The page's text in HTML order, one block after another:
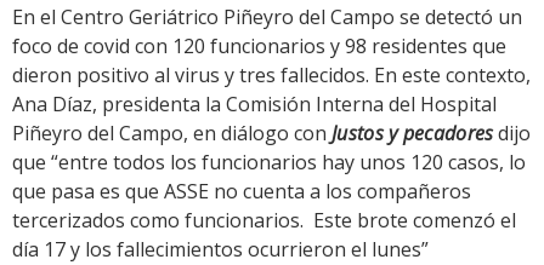
Link
En el Centro Geriátrico Piñeyro del Campo se detectó un
foco de covid con 120 funcionarios y 98 residentes que
dieron positivo al virus y tres fallecidos. En este contexto,
Ana Díaz, presidenta la Comisión Interna del Hospital
Piñeyro del Campo, en diálogo con Justos y pecadoresdijo
que “entre todos los funcionarios hay unos 120 casos, lo
que pasa es que ASSE no cuenta a los compañeros
tercerizados como funcionarios. Este brote comenzó el
día 17 y los fallecimientos ocurrieron el lunes”